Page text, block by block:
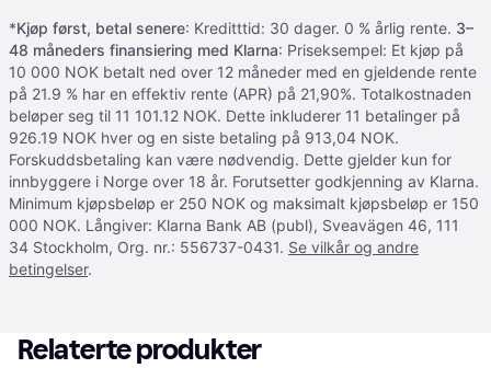
*Kjøp først, betal senere: Kreditttid: 30 dager. 0 % årlig rente. 3–
48 måneders finansiering med Klarna: Priseksempel: Et kjøp på
10 000 NOK betalt ned over 12 måneder med en gjeldende rente
på 21.9 % har en effektiv rente (APR) på 21,90%. Totalkostnaden
beløper seg til 11 101.12 NOK. Dette inkluderer 11 betalinger på
926.19 NOK hver og en siste betaling på 913,04 NOK.
Forskuddsbetaling kan være nødvendig. Dette gjelder kun for
innbyggere i Norge over 18 år. Forutsetter godkjenning av Klarna.
Minimum kjøpsbeløp er 250 NOK og maksimalt kjøpsbeløp er 150
000 NOK. Långiver: Klarna Bank AB (publ), Sveavägen 46, 111
34 Stockholm, Org. nr.: 556737-0431. Se vilkår og andre
betingelser.
Relaterte produkter